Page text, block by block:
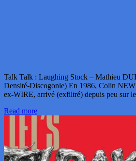
Talk Talk : Laughing Stock – Mathieu
Densité-Discogonie) En 1986, Colin
ex-WIRE, arrivé (exfiltré) depuis peu sur
Read more